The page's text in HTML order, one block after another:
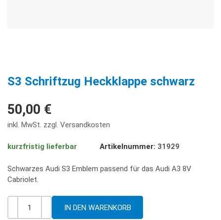
S3 Schriftzug Heckklappe schwarz
50,00 €
inkl. MwSt. zzgl. Versandkosten
kurzfristig lieferbar Artikelnummer: 31929
Schwarzes Audi S3 Emblem passend für das Audi A3 8V
Cabriolet.